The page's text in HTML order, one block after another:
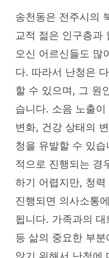
송천동은 전주시의
교적 젊은 인구층과
오신 어르신들도 많
다. 따라서 난청은
할 수 있으며, 그 원
습니다. 소음 노출
변화, 건강 상태의
청을 유발할 수 있
적으로 진행되는 경
하기 어렵지만, 청
진행되면 의사소통
됩니다. 가족과의
등 삶의 중요한 부